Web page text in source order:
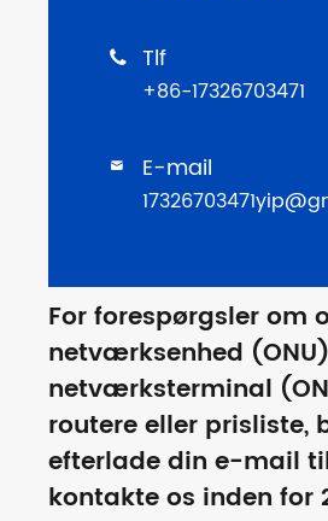
 Tlf
+86-17326703471
 E-mail
For forespørgsler om
netværksenhed
netværksterminal
routere eller prisliste,
efterlade din e-mail
kontakte os inden for